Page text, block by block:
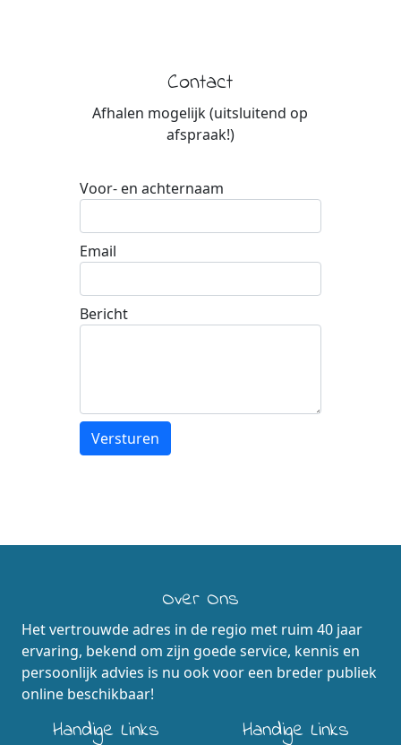
Contact
Afhalen mogelijk (uitsluitend op
afspraak!)
Voor- en achternaam
Email
Bericht
Over Ons
Het vertrouwde adres in de regio met ruim 40 jaar
ervaring, bekend om zijn goede service, kennis en
persoonlijk advies is nu ook voor een breder publiek
online beschikbaar!
Handige Links Handige Links